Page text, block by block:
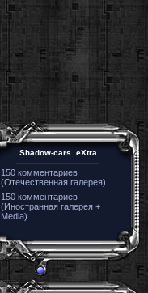
Shadow-cars. eXtra
150 комментариев
(Отечественная галерея)
150 комментариев
(Иностранная галерея +
Media)